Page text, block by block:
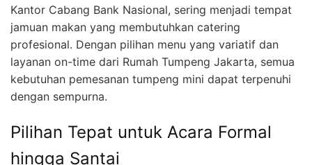
Kantor Cabang Bank Nasional, sering menjadi tempat
jamuan makan yang membutuhkan catering
profesional. Dengan pilihan menu yang variatif dan
layanan on-time dari Rumah Tumpeng Jakarta, semua
kebutuhan pemesanan tumpeng mini dapat terpenuhi
dengan sempurna.
Pilihan Tepat untuk Acara Formal
hingga Santai